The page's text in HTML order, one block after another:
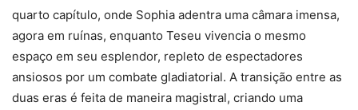
quarto capítulo, onde Sophia adentra uma câmara imensa,
agora em ruínas, enquanto Teseu vivencia o mesmo
espaço em seu esplendor, repleto de espectadores
ansiosos por um combate gladiatorial. A transição entre as
duas eras é feita de maneira magistral, criando uma